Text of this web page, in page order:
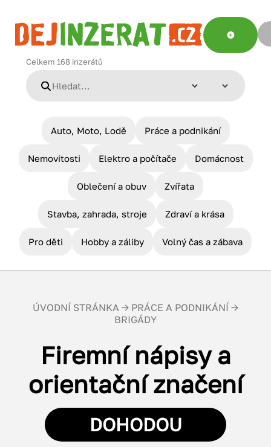
Celkem 168 inzerátů
Auto, Moto, Lodě Práce a podnikání
Nemovitosti Elektro a počítače Domácnost
Oblečení a obuv Zvířata
Stavba, zahrada, stroje Zdraví a krása
Pro děti Hobby a záliby Volný čas a zábava
ÚVODNÍ STRÁNKA → PRÁCE A PODNIKÁNÍ →
BRIGÁDY
Firemní nápisy a
orientační značení
DOHODOU